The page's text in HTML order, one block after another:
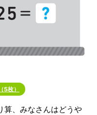
5枚）
、みなさんはどうや